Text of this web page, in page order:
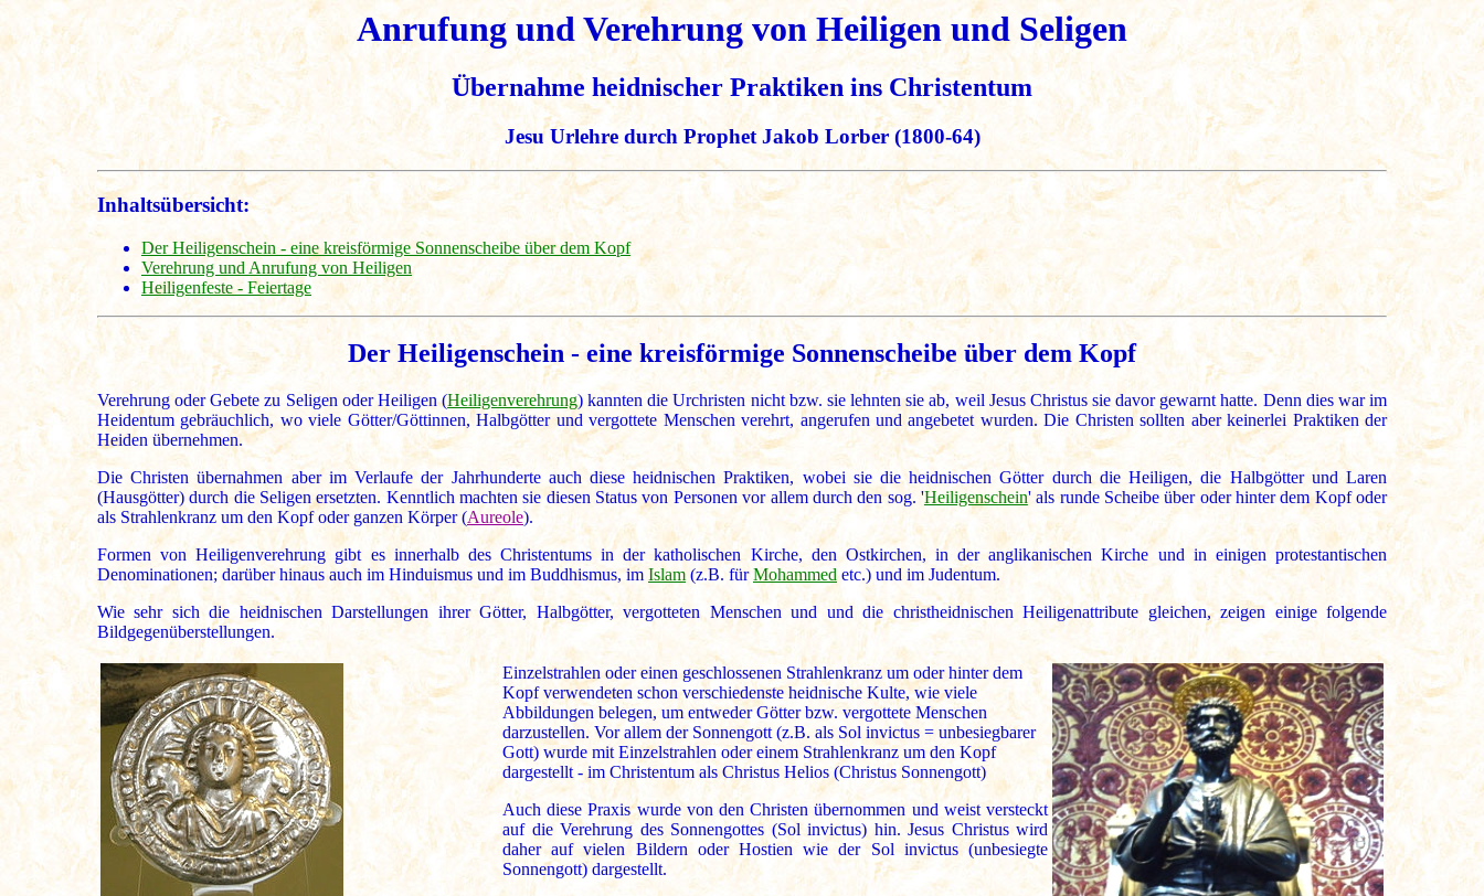
Anrufung und Verehrung von Heiligen und Seligen
Übernahme heidnischer Praktiken ins Christentum
Jesu Urlehre durch Prophet Jakob Lorber (1800-64)
Inhaltsübersicht:
Der Heiligenschein - eine kreisförmige Sonnenscheibe über dem Kopf
Verehrung und Anrufung von Heiligen
Heiligenfeste - Feiertage
Der Heiligenschein - eine kreisförmige Sonnenscheibe über dem Kopf
Verehrung oder Gebete zu Seligen oder Heiligen (Heiligenverehrung) kannten die Urchristen nicht bzw. sie lehnten sie ab, weil Jesus Christus sie davor gewarnt hatte. Denn dies war im
Heidentum gebräuchlich, wo viele Götter/Göttinnen, Halbgötter und vergottete Menschen verehrt, angerufen und angebetet wurden. Die Christen sollten aber keinerlei Praktiken der
Heiden übernehmen.
Die Christen übernahmen aber im Verlaufe der Jahrhunderte auch diese heidnischen Praktiken, wobei sie die heidnischen Götter durch die Heiligen, die Halbgötter und Laren
(Hausgötter) durch die Seligen ersetzten. Kenntlich machten sie diesen Status von Personen vor allem durch den sog. 'Heiligenschein' als runde Scheibe über oder hinter dem Kopf oder
als Strahlenkranz um den Kopf oder ganzen Körper (Aureole).
Formen von Heiligenverehrung gibt es innerhalb des Christentums in der katholischen Kirche, den Ostkirchen, in der anglikanischen Kirche und in einigen protestantischen
Denominationen; darüber hinaus auch im Hinduismus und im Buddhismus, im Islam (z.B. fürMohammed etc.) und im Judentum.
Wie sehr sich die heidnischen Darstellungen ihrer Götter, Halbgötter, vergotteten Menschen und und die christheidnischen Heiligenattribute gleichen, zeigen einige folgende
Bildgegenüberstellungen.
Einzelstrahlen oder einen geschlossenen Strahlenkranz um oder hinter dem
Kopf verwendeten schon verschiedenste heidnische Kulte, wie viele
Abbildungen belegen, um entweder Götter bzw. vergottete Menschen
darzustellen. Vor allem der Sonnengott (z.B. als Sol invictus = unbesiegbarer
Gott) wurde mit Einzelstrahlen oder einem Strahlenkranz um den Kopf
dargestellt - im Christentum als Christus Helios (Christus Sonnengott)
Auch diese Praxis wurde von den Christen übernommen und weist versteckt
auf die Verehrung des Sonnengottes (Sol invictus) hin. Jesus Christus wird
daher auf vielen Bildern oder Hostien wie der Sol invictus (unbesiegte
Sonnengott) dargestellt.